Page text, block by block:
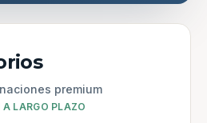
premium
A LARGO PLAZO